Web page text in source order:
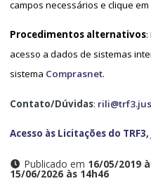
campos necessários e clique
Procedimentos alternativos:
acesso a dados de sistemas
sistema Comprasnet.
Contato/Dúvidas:
Acesso às Licitações do TRF3,
Publicado em 16/05/2019
15/06/2026 às 14h46